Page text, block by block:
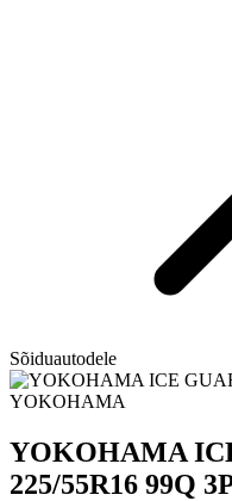
Sõiduautodele
YOKOHAMA
YOKOHAMA
225/55R16 99Q